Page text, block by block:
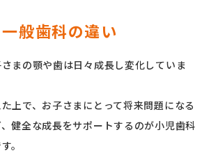
般歯科の違い
まの顎や歯は日々成長し変化していま
上で、お子さまにとって将来問題になる
健全な成長をサポートするのが小児歯科
。